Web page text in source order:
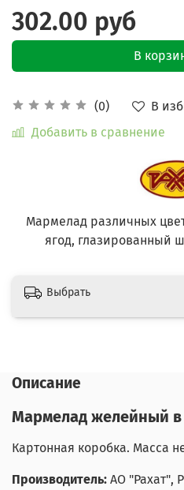
(0)
В
Добавить в сравнение
302.00 руб
В
Мармелад различных
ягод, глазированный
Выбрать
Описание
Мармелад желейный
Картонная коробка. Масса
Производитель: АО "Рахат",